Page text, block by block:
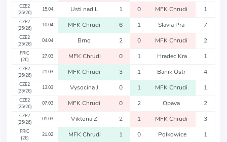
CZE2
(25/26)
15.04 Usti nad L 1 0 MFK Chrudi 1
CZE2
(25/26)
10.04 MFK Chrudi 6 1 Slavia Pra 7
CZE2
(25/26)
04.04 Brno 2 0 MFK Chrudi 2
FRIC
(26)
27.03 MFK Chrudi 0 1 Hradec Kra 1
CZE2
(25/26)
21.03 MFK Chrudi 3 1 Banik Ostr 4
CZE2
(25/26)
13.03 Vysocina J 0 1 MFK Chrudi 1
CZE2
(25/26)
07.03 MFK Chrudi 0 2 Opava 2
CZE2
(25/26)
01.03 Viktoria Z 2 1 MFK Chrudi 3
FRIC
(26)
21.02 MFK Chrudi 1 0 Polkowice 1